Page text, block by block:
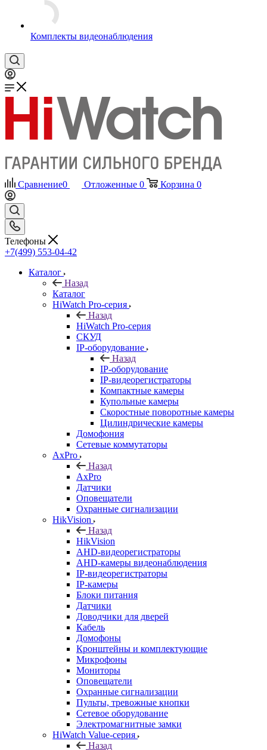
Комплекты видеонаблюдения
Сравнение0 Отложенные 0 Корзина 0
Телефоны
+7(499) 553-04-42
Каталог
Назад
Каталог
HiWatch Pro-серия
Назад
HiWatch Pro-серия
CКУД
IP-оборудование
Назад
IP-оборудование
IP-видеорегистраторы
Компактные камеры
Купольные камеры
Скоростные поворотные камеры
Цилиндрические камеры
Домофония
Сетевые коммутаторы
AxPro
Назад
AxPro
Датчики
Оповещатели
Охранные сигнализации
HikVision
Назад
HikVision
AHD-видеорегистраторы
AHD-камеры видеонаблюдения
IP-видеорегистраторы
IP-камеры
Блоки питания
Датчики
Доводчики для дверей
Кабель
Домофоны
Кронштейны и комплектующие
Микрофоны
Мониторы
Оповещатели
Охранные сигнализации
Пульты, тревожные кнопки
Сетевое оборудование
Электромагнитные замки
HiWatch Value-серия
Назад